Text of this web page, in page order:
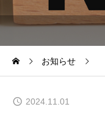
お知らせ
2024.11.01